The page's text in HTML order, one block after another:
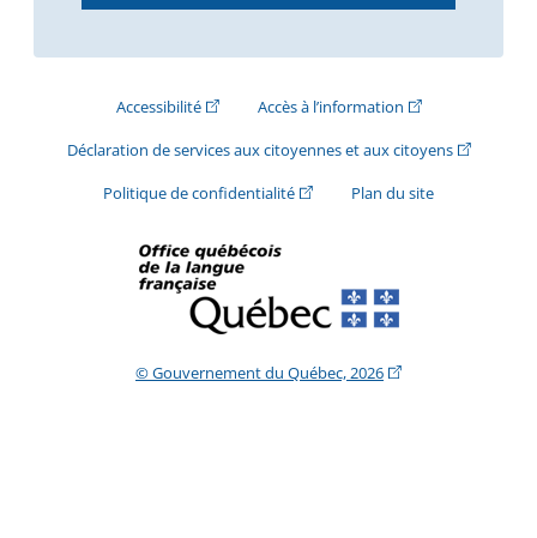
Accessibilité(Cet hyperlien externe s'ouvrira dans une
Accès à l’information(Cet hyperlien
Déclaration de services aux citoyennes et aux citoyens(Cet
Politique de confidentialité(Cet hyperlien externe s'ouvrira
Plan du site
© Gouvernement du Québec, 2026(Cet hyperlien